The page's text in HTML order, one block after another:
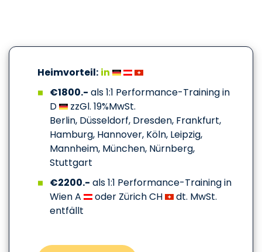
Heimvorteil: in
€1800.- als 1:1 Performance-Training in
D
zzGl. 19%MwSt.
Berlin, Düsseldorf, Dresden, Frankfurt,
Hamburg, Hannover, Köln, Leipzig,
Mannheim, München, Nürnberg,
Stuttgart
€2200.- als 1:1 Performance-Training in
Wien A
oder Zürich CH
dt. MwSt.
entfällt